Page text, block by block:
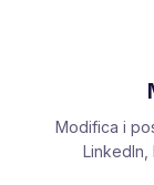
Modifica i
LinkedIn,